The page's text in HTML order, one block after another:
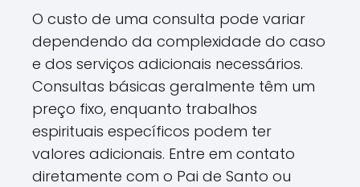
O custo de uma consulta pode variar
dependendo da complexidade do caso
e dos serviços adicionais necessários.
Consultas básicas geralmente têm um
preço fixo, enquanto trabalhos
espirituais específicos podem ter
valores adicionais. Entre em contato
diretamente com o Pai de Santo ou